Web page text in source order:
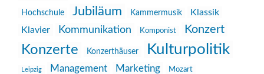
Hochschule Jubiläum Kammermusik
Klassik
Klavier
Kommunikation Komponist Konzert
Konzerte Konzerthäuser Kulturpolitik
Leipzig Management Marketing Mozart